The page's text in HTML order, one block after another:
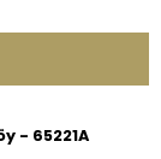
- 65221A